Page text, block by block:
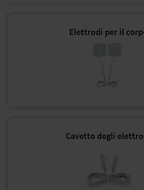
Elettrodi per il
Cavetto degli